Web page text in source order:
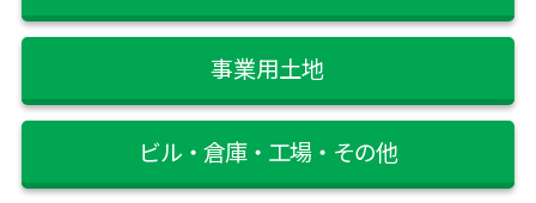
事業用土地
ビル・倉庫・工場・その他